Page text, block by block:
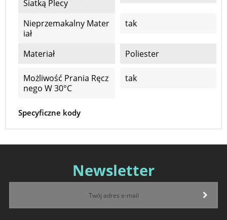
Siatką Plecy
Nieprzemakalny Mater
Iał
tak
Materiał Poliester
Możliwość Prania Ręcz
Nego W 30°C
tak
Specyficzne kody
Newsletter